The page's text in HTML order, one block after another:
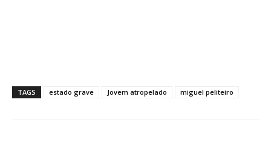
TAGS estado grave Jovem atropelado miguel peliteiro